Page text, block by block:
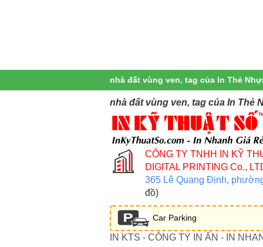
nhà đất vùng ven, tag của In Thẻ
nhà đất vùng ven, tag của In Thẻ
CÔNG TY TNHH IN KỸ
DIGITAL PRINTING Co.,
365 Lê Quang Định,
đồ)
Car Parking
IN KTS - CÔNG TY IN ẤN - IN